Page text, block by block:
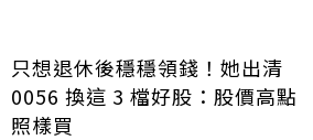
只想退休後穩穩領錢！她出清
0056 換這 3 檔好股：股價高點
照樣買